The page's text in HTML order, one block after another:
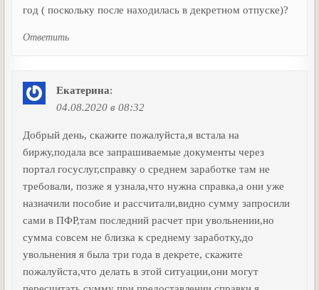
год ( поскольку после находилась в декретном отпуске)?
Ответить
Екатерина:
04.08.2020 в 08:32
Добрый день, скажите пожалуйста,я встала на
биржу,подала все запрашиваемые документы через
портал госуслуг,справку о среднем заработке там не
требовали, позже я узнала,что нужна справка,а они уже
назначили пособие и рассчитали,видно сумму запросили
сами в ПФР,там последний расчет при увольнении,но
сумма совсем не близка к среднему заработку,до
увольнения я была три года в декрете, скажите
пожалуйста,что делать в этой ситуации,они могут